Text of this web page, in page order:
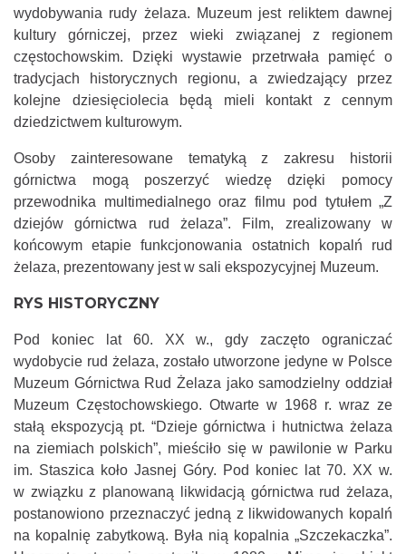
wydobywania rudy żelaza. Muzeum jest reliktem dawnej
kultury górniczej, przez wieki związanej z regionem
częstochowskim. Dzięki wystawie przetrwała pamięć o
tradycjach historycznych regionu, a zwiedzający przez
kolejne dziesięciolecia będą mieli kontakt z cennym
dziedzictwem kulturowym.
Osoby zainteresowane tematyką z zakresu historii
górnictwa mogą poszerzyć wiedzę dzięki pomocy
przewodnika multimedialnego oraz filmu pod tytułem „Z
dziejów górnictwa rud żelaza”. Film, zrealizowany w
końcowym etapie funkcjonowania ostatnich kopalń rud
żelaza, prezentowany jest w sali ekspozycyjnej Muzeum.
RYS HISTORYCZNY
Pod koniec lat 60. XX w., gdy zaczęto ograniczać
wydobycie rud żelaza, zostało utworzone jedyne w Polsce
Muzeum Górnictwa Rud Żelaza jako samodzielny oddział
Muzeum Częstochowskiego. Otwarte w 1968 r. wraz ze
stałą ekspozycją pt. “Dzieje górnictwa i hutnictwa żelaza
na ziemiach polskich”, mieściło się w pawilonie w Parku
im. Staszica koło Jasnej Góry. Pod koniec lat 70. XX w.
w związku z planowaną likwidacją górnictwa rud żelaza,
postanowiono przeznaczyć jedną z likwidowanych kopalń
na kopalnię zabytkową. Była nią kopalnia „Szczekaczka”.